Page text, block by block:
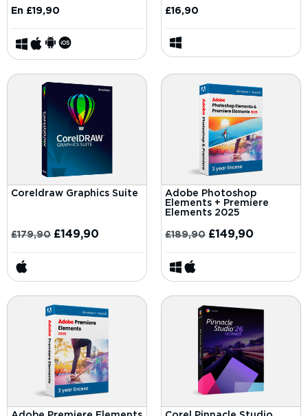
En £19,90 £16,90
Coreldraw Graphics Suite
£179,90 £149,90
Adobe Photoshop
Elements + Premiere
Elements 2025
£189,90 £149,90